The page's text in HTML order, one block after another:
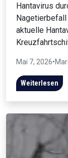
Hantavirus
aktuelle
Mai 7, 2026•
Weiterlesen